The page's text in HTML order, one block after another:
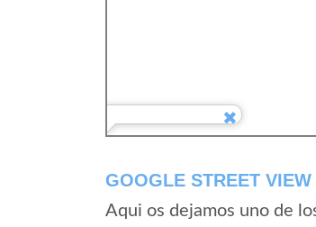
GOOGLE STREET
Aqui os dejamos uno de